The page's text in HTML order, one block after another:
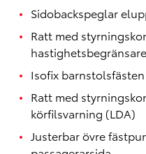
Sidobackspeglar
Ratt med
Isofix
Ratt med
körfilsvarning (LDA)
Justerbar övre